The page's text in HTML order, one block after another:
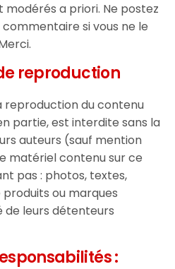
a priori. Ne postez
si vous ne le
reproduction
reproduction du contenu
partie, est interdite sans la
auteurs (sauf mention
matériel contenu sur ce
pas : photos, textes,
produits ou marques
leurs détenteurs
: